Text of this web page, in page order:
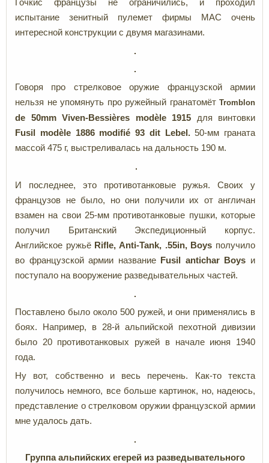
Гочкис французы не ограничились, и проходил
испытание зенитный пулемет фирмы MAC очень
интересной конструкции с двумя магазинами.
Говоря про стрелковое оружие французской армии
нельзя не упомянуть про ружейный гранатомёт Tromblon
de 50mmViven-Bessières modèle 1915 для винтовки
Fusil modèle 1886 modifié 93 dit Lebel.50-мм граната
массой 475 г, выстреливалась на дальность 190 м.
И последнее, это противотанковые ружья. Своих у
французов не было, но они получили их от англичан
взамен на свои 25-мм противотанковые пушки, которые
получил Британский Экспедиционный корпус.
Английское ружьё Rifle, Anti-Tank, .55in, Boys получило
во французской армии название
Fusil antichar Boys и
поступало на вооружение разведывательных частей.
Поставлено было около 500 ружей, и они применялись в
боях. Например, в 28-й альпийской пехотной дивизии
было 20 противотанковых ружей в начале июня 1940
года.
Ну вот, собственно и весь перечень. Как-то текста
получилось немного, все больше картинок, но, надеюсь,
представление о стрелковом оружии французской армии
мне удалось дать.
Группа альпийских егерей из разведывательного